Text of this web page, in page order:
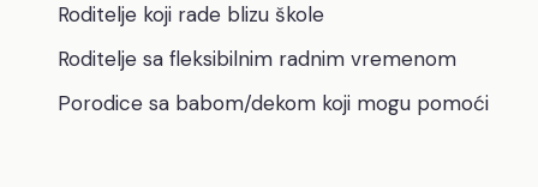
Roditelje koji rade blizu škole
Roditelje sa fleksibilnim radnim vremenom
Porodice sa babom/dekom koji mogu pomoći